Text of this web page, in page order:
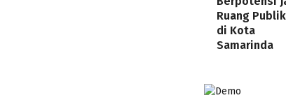
Ruang
di Kota
Samarinda